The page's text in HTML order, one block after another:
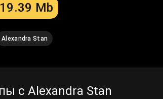
Mb
Alexandra Stan
с Alexandra Stan